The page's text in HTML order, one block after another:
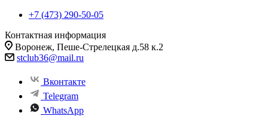
+7 (473) 290-50-05
Контактная информация
Воронеж, Пеше-Стрелецкая д.58 к.2
stclub36@mail.ru
Вконтакте
Telegram
WhatsApp